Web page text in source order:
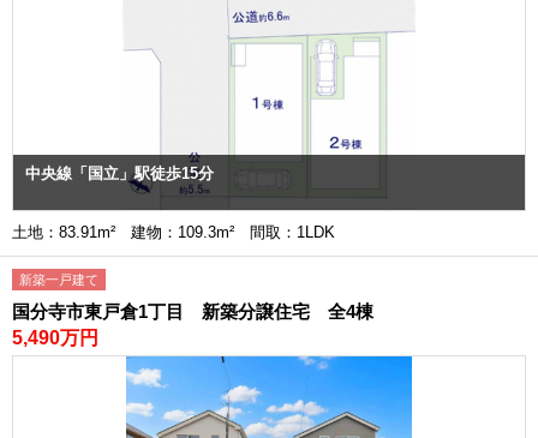
中央線「国立」駅徒歩15分
土地：83.91m² 建物：109.3m² 間取：1LDK
新築一戸建て
国分寺市東戸倉1丁目 新築分譲住宅 全4棟
5,490万円